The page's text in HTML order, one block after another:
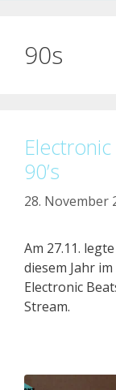
90s
90’s
28. November
Am 27.11.
diesem Jahr
Electronic
Stream.